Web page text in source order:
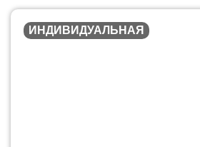
ИНДИВИДУАЛЬНАЯ